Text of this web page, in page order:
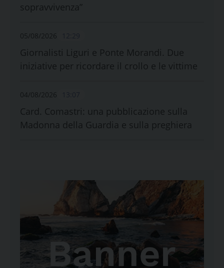
sopravvivenza”
05/08/2026
Giornalisti Liguri e Ponte Morandi. Due
iniziative per ricordare il crollo e le vittime
04/08/2026
Card. Comastri: una pubblicazione sulla
Madonna della Guardia e sulla preghiera